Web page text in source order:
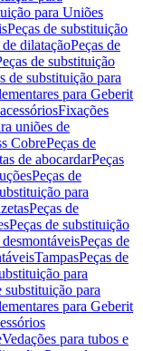
para Uniões
Peças de substituição
de dilataçãoPeças de
de substituição
de substituição para
para Geberit
Fixações
uniões de
CobrePeças de
de abocardarPeças
Peças de
para
Peças de
Peças de substituição
Peças de
TampasPeças de
para
substituição para
para Geberit
Vedações para tubos e